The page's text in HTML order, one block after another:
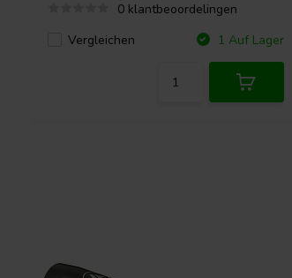
0 klantbeoordelingen
Vergleichen
1 Auf Lager